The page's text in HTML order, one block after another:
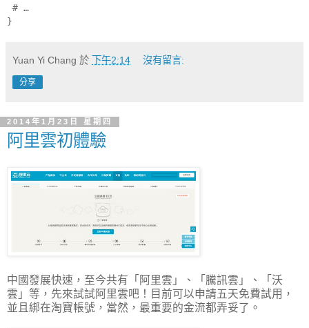
# …
}
Yuan Yi Chang 於 下午2:14 沒有留言:
分享
2014年1月23日 星期四
阿里雲初體驗
中國發展快速，至今共有「阿里雲」、「騰訊雲」、「沃
雲」等，先來試試阿里雲吧！目前可以申請五天免費試用，
並且綁在淘寶帳號，當然，最重要的金流都弄妥了。